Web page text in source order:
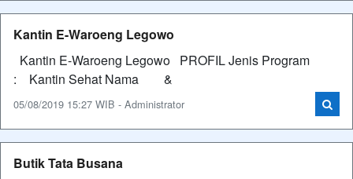
Kantin E-Waroeng Legowo
Kantin E-Waroeng Legowo PROFIL Jenis Program
: Kantin Sehat Nama &
05/08/2019 15:27 WIB - Administrator
Butik Tata Busana